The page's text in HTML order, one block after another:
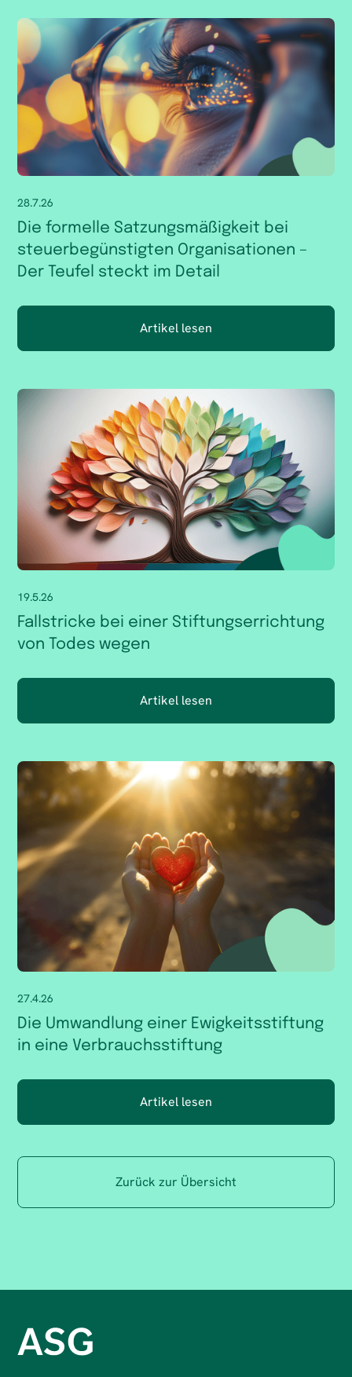
28.7.26
Die formelle Satzungsmäßigkeit bei
steuerbegünstigten Organisationen –
Der Teufel steckt im Detail
Artikel lesen
19.5.26
Fallstricke bei einer Stiftungserrichtung
von Todes wegen
Artikel lesen
27.4.26
Die Umwandlung einer Ewigkeitsstiftung
in eine Verbrauchsstiftung
Artikel lesen
Zurück zur Übersicht